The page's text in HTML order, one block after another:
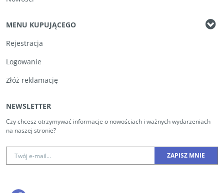
MENU KUPUJĄCEGO
Rejestracja
Logowanie
Złóż reklamację
NEWSLETTER
Czy chcesz otrzymywać informacje o nowościach i ważnych wydarzeniach
na naszej stronie?